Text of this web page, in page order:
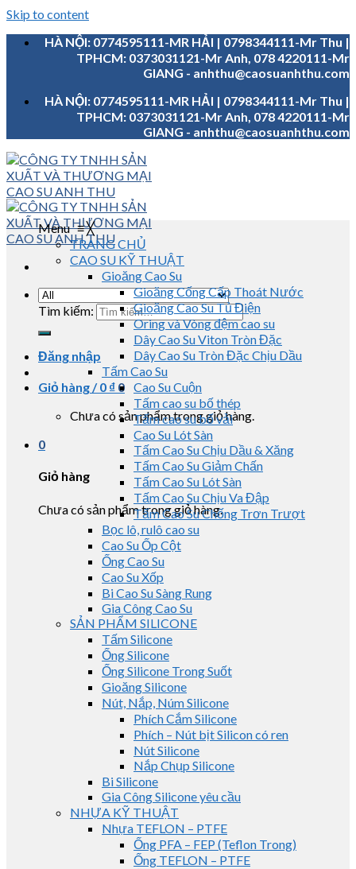
Skip to content
HÀ NỘI: 0774595111-MR HẢI | 0798344111-Mr Thu |
TPHCM: 0373031121-Mr Anh, 078 4220111-Mr
GIANG - anhthu@caosuanhthu.com
HÀ NỘI: 0774595111-MR HẢI | 0798344111-Mr Thu |
TPHCM: 0373031121-Mr Anh, 078 4220111-Mr
GIANG - anhthu@caosuanhthu.com
Tìm kiếm:
Đăng nhập
Giỏ hàng /0 ₫ 0
Chưa có sản phẩm trong giỏ hàng.
0
Giỏ hàng
Chưa có sản phẩm trong giỏ hàng.
Menu≡╳
TRANG CHỦ
CAO SU KỸ THUẬT
Gioăng Cao Su
Gioăng Cống Cấp Thoát Nước
Gioăng Cao Su Tủ Điện
Oring và Vòng đệm cao su
Dây Cao Su Viton Tròn Đặc
Dây Cao Su Tròn Đặc Chịu Dầu
Tấm Cao Su
Cao Su Cuộn
Tấm cao su bố thép
Tấm cao su bố vải
Cao Su Lót Sàn
Tấm Cao Su Chịu Dầu & Xăng
Tấm Cao Su Giảm Chấn
Tấm Cao Su Lót Sàn
Tấm Cao Su Chịu Va Đập
Tấm Cao Su Chống Trơn Trượt
Bọc lô, rulô cao su
Cao Su Ốp Cột
Ống Cao Su
Cao Su Xốp
Bi Cao Su Sàng Rung
Gia Công Cao Su
SẢN PHẨM SILICONE
Tấm Silicone
Ống Silicone
Ống Silicone Trong Suốt
Gioăng Silicone
Nút, Nắp, Núm Silicone
Phích Cắm Silicone
Phích – Nút bịt Silicon có ren
Nút Silicone
Nắp Chụp Silicone
Bi Silicone
Gia Công Silicone yêu cầu
NHỰA KỸ THUẬT
Nhựa TEFLON – PTFE
Ống PFA – FEP (Teflon Trong)
Ống TEFLON – PTFE